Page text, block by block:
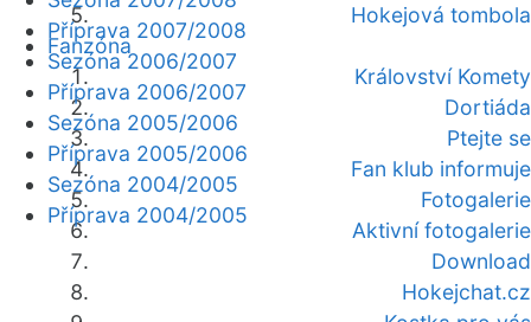
Hokejová tombola
Fanzóna
Království Komety
Dortiáda
Ptejte se
Fan klub informuje
Fotogalerie
Aktivní fotogalerie
Download
Hokejchat.cz
Příprava 2007/2008
Sezóna 2006/2007
Příprava 2006/2007
Sezóna 2005/2006
Příprava 2005/2006
Sezóna 2004/2005
Příprava 2004/2005